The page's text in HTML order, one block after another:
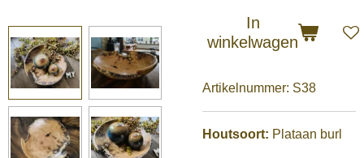
In
winkelwagen
Artikelnummer: S38
Houtsoort: Plataan burl